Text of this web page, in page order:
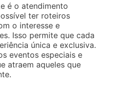
é o atendimento
ter roteiros
o interesse e
Isso permite que cada
única e exclusiva.
eventos especiais e
atraem aqueles que